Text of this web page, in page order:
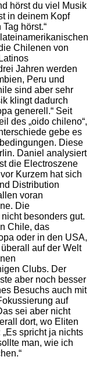
hörst du viel Musik
in deinem Kopf
hörst.“
Chilenen von
Jahren werden
Peru und
sind aber sehr
klingt dadurch
generell.“ Seit
des „oido chileno“,
gebe es
Diese
Daniel analysiert
die Electroszene
Kurzem hat sich
Distribution
voran
Die
besonders gut.
Chile, das
oder in den USA,
auf der Welt
Clubs. Der
aber noch besser
Besuchs auch mit
auf
sei aber nicht
dort, wo Eliten
spricht ja nichts
man, wie ich